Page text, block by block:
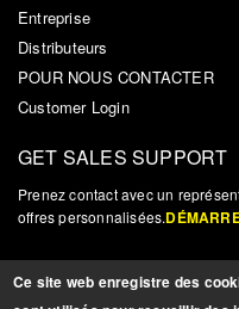
Entreprise
Distributeurs
POUR NOUS CONTACTER
Customer Login
GET SALES SUPPORT
Prenez contact avec un
offres personnalisées.
NOUVELLES ET MISES
Ce site web enregistre des